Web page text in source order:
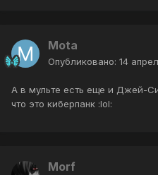
Mota
Опубликовано: 14
А в мульте есть еще и Джей-
что это киберпанк :lol:
Morf